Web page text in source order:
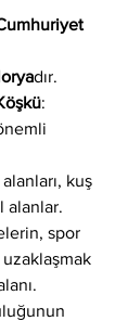
dır.
:
kuş
alanlar.
spor